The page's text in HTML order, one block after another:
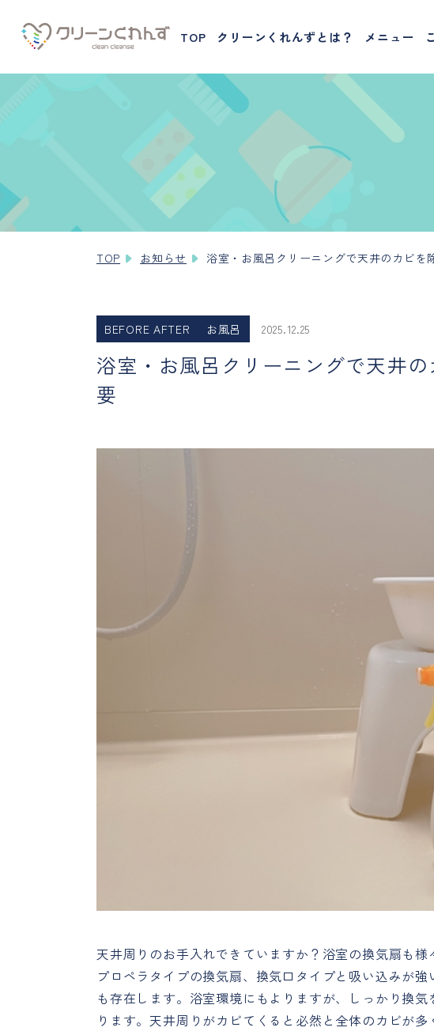
TOP クリーンくれんずとは？ メニュー
TOP お知らせ 浴室・お風呂クリーニングで天井のカビ
BEFORE AFTER お風呂 2025.12.25
浴室・お風呂クリーニングで天井
要
天井周りのお手入れできていますか？浴室の換気扇も
プロペラタイプの換気扇、換気口タイプと吸い込みが
も存在します。浴室環境にもよりますが、しっかり換
ります。天井周りがカビてくると必然と全体のカビが